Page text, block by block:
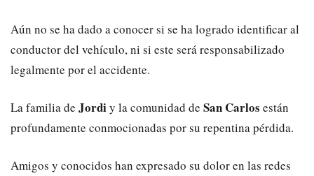
Aún no se ha dado a conocer si se ha logrado identificar al
conductor del vehículo, ni si este será responsabilizado
legalmente por el accidente.
La familia de Jordiy la comunidad de San Carlos están
profundamente conmocionadas por su repentina pérdida.
Amigos y conocidos han expresado su dolor en las redes